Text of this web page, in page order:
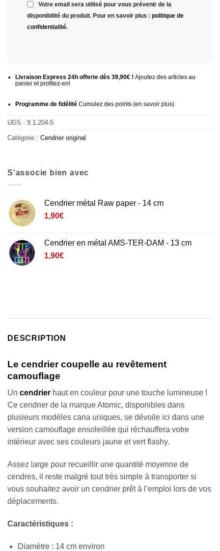
Votre email sera utilisé pour vous prévenir de la
disponibilité du produit. Pour en savoir plus : politique de
confidentialité.
Livraison Express 24h offerte dès 39,90€ ! Ajoutez des articles au
panier et profitez-en!
Programme de fidélitéCumulez des points (en savoir plus)
UGS : 9.1.204-5
Catégorie : Cendrier original
S’associe bien avec
Cendrier métal Raw paper - 14 cm
1,90€
Cendrier en métal AMS-TER-DAM - 13 cm
1,90€
DESCRIPTION
Le cendrier coupelle au revêtement
camouflage
Un cendrier haut en couleur pour une touche lumineuse !
Ce cendrier de la marque Atomic, disponibles dans
plusieurs modèles cana uniques, se dévoile ici dans une
version camouflage ensoleillée qui réchauffera votre
intérieur avec ses couleurs jaune et vert flashy.
Assez large pour recueillir une quantité moyenne de
cendres, il reste malgré tout très simple à transporter si
vous souhaitez avoir un cendrier prêt à l’emploi lors de vos
déplacements.
Caractéristiques :
Diamètre : 14 cm environ